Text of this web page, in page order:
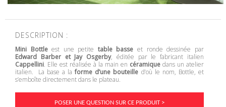
DESCRIPTION :
Mini Bottleest une petite table basse et ronde dessinée par
Edward Barber et Jay Osgerby, éditée par le fabricant italien
Cappellini. Elle est réalisée à la main en céramiquedans un atelier
italien. La base a laforme d’une bouteille d’où le nom, Bottle, et
s’emboîte directement dans le plateau.
POSER UNE QUESTION SUR CE PRODUIT >